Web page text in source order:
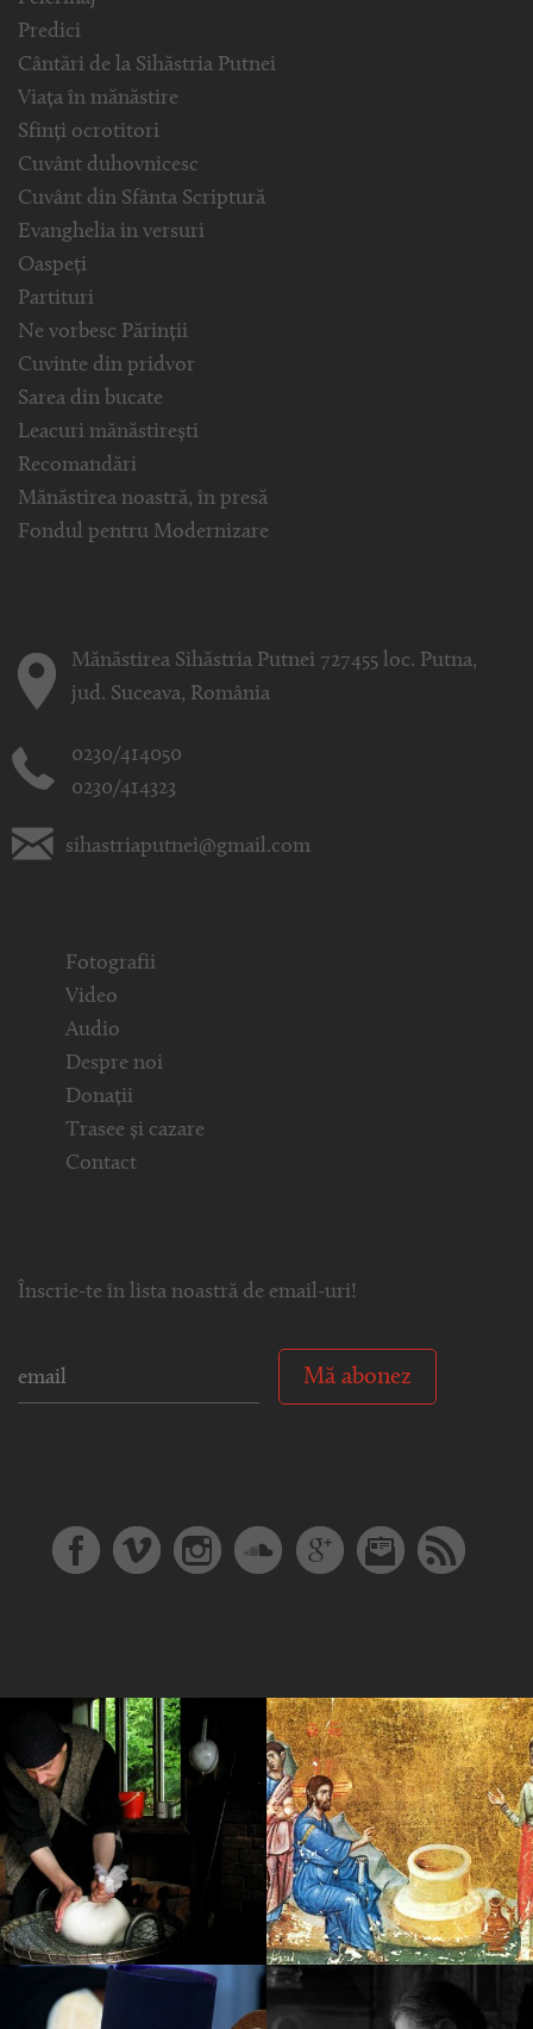
Predici
Cântări de la Sihăstria Putnei
Viața în mănăstire
Sfinți ocrotitori
Cuvânt duhovnicesc
Cuvânt din Sfânta Scriptură
Evanghelia in versuri
Oaspeți
Partituri
Ne vorbesc Părinții
Cuvinte din pridvor
Sarea din bucate
Leacuri mănăstirești
Recomandări
Mănăstirea noastră, în presă
Fondul pentru Modernizare
Mănăstirea Sihăstria Putnei 727455 loc. Putna,
jud. Suceava, România
0230/414050
0230/414323
sihastriaputnei@gmail.com
Fotografii
Video
Audio
Despre noi
Donații
Trasee și cazare
Contact
Înscrie-te în lista noastră de email-uri!
Mă abonez